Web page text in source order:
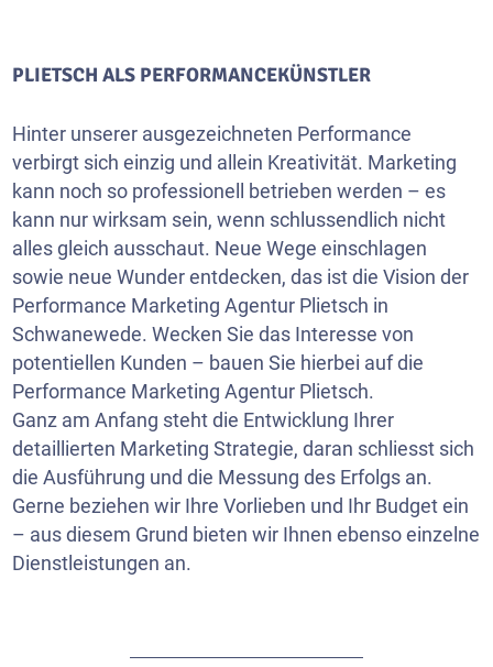
PLIETSCH ALS PERFORMANCEKÜNSTLER
Hinter unserer ausgezeichneten Performance
verbirgt sich einzig und allein Kreativität. Marketing
kann noch so professionell betrieben werden – es
kann nur wirksam sein, wenn schlussendlich nicht
alles gleich ausschaut. Neue Wege einschlagen
sowie neue Wunder entdecken, das ist die Vision der
Performance Marketing Agentur Plietsch in
Schwanewede. Wecken Sie das Interesse von
potentiellen Kunden – bauen Sie hierbei auf die
Performance Marketing Agentur Plietsch.
Ganz am Anfang steht die Entwicklung Ihrer
detaillierten Marketing Strategie, daran schliesst sich
die Ausführung und die Messung des Erfolgs an.
Gerne beziehen wir Ihre Vorlieben und Ihr Budget ein
– aus diesem Grund bieten wir Ihnen ebenso einzelne
Dienstleistungen an.